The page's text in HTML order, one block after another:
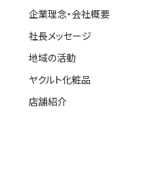
企業理念・会社概要
社長メッセージ
地域の活動
ヤクルト化粧品
店舗紹介